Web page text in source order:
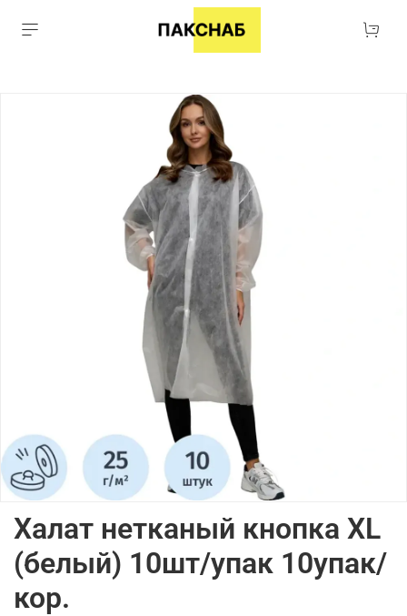
Халат нетканый кнопка ХL
(белый) 10шт/упак 10упак/
кор.